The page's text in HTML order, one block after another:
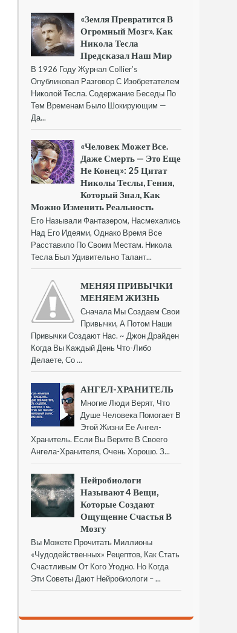
«Земля Превратится В
Огромный Мозг». Как
Никола Тесла
Предсказал Наш Мир
В 1926 Году Журнал Collier’s
Опубликовал Разговор С Изобретателем
Николой Тесла. Содержание Беседы По
Тем Временам Было Шокирующим —
Да...
«Человек Может Все.
Даже Смерть — Это Еще
Не Конец»: 25 Цитат
Николы Теслы, Гения,
Который Знал, Как
Можно Изменить Реальность
Его Называли Фантазером, Насмехались
Над Его Идеями, Однако Время Все
Расставило По Своим Местам. Никола
Тесла Был Удивительно Талант...
МЕНЯЯ ПРИВЫЧКИ
МЕНЯЕМ ЖИЗНЬ
Сначала Мы Создаем Свои
Привычки, А Потом Наши
Привычки Создают Нас. ~ Джон Драйден
Когда Вы Каждый День Что-Либо
Делаете, Со ...
АНГЕЛ-ХРАНИТЕЛЬ
Многие Люди Верят, Что
Душе Человека Помогает В
Этой Жизни Ее Ангел-
Хранитель. Если Вы Верите В Своего
Ангела-Хранителя, Очень Хорошо. З...
Нейробиологи
Называют 4 Вещи,
Которые Создают
Ощущение Счастья В
Мозгу
Вы Можете Прочитать Миллионы
«чудодейственных» Рецептов, Как Стать
Счастливым От Кого Угодно. Но Когда
Эти Советы Дают Нейробиологи – ...